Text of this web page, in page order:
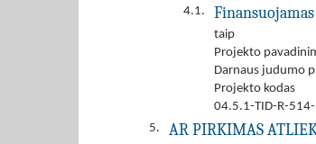
4.1.
taip
Projekto
Darnaus judumo
Projekto kodas
04.5.1-TID-R-
5.
AR PIRKIMAS